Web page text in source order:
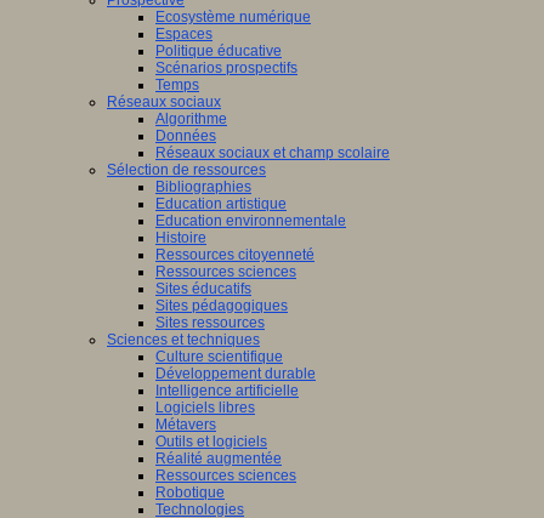
Ecosystème numérique
Espaces
Politique éducative
Scénarios prospectifs
Temps
Réseaux sociaux
Algorithme
Données
Réseaux sociaux et champ scolaire
Sélection de ressources
Bibliographies
Education artistique
Education environnementale
Histoire
Ressources citoyenneté
Ressources sciences
Sites éducatifs
Sites pédagogiques
Sites ressources
Sciences et techniques
Culture scientifique
Développement durable
Intelligence artificielle
Logiciels libres
Métavers
Outils et logiciels
Réalité augmentée
Ressources sciences
Robotique
Technologies